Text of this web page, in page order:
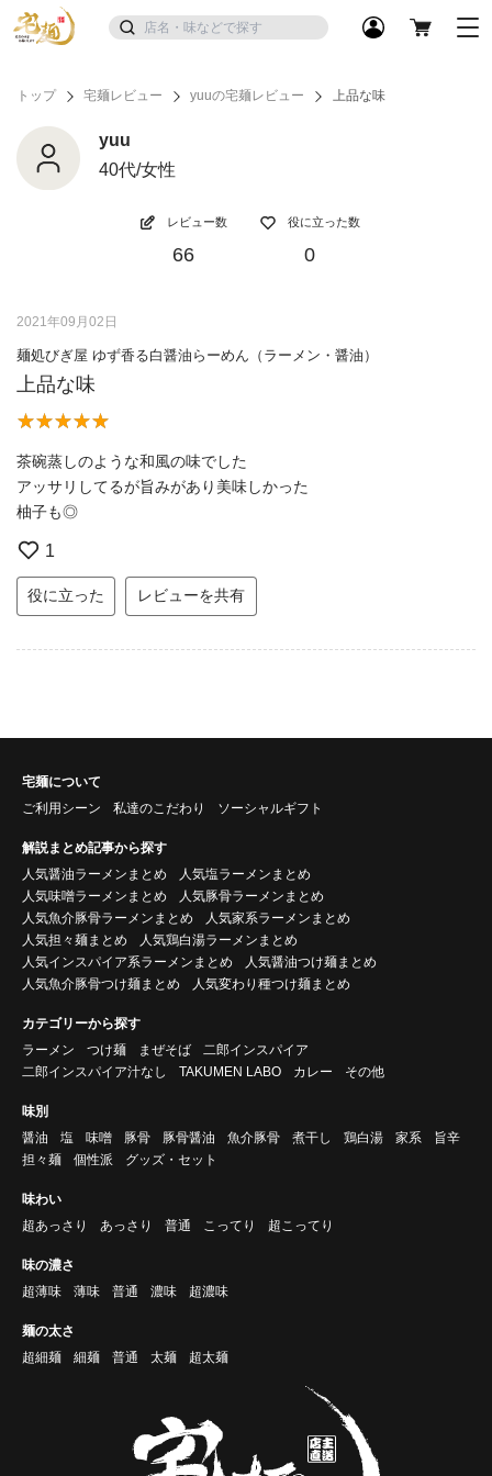
トップ 宅麺レビュー yuuの宅麺レビュー 上品な味
yuu
40代/女性
レビュー数
66
役に立った数
0
2021年09月02日
麺処びぎ屋 ゆず香る白醤油らーめん（ラーメン・醤油）
上品な味
茶碗蒸しのような和風の味でした
アッサリしてるが旨みがあり美味しかった
柚子も◎
1
役に立った レビューを共有
宅麺について
ご利用シーン
私達のこだわり ソーシャルギフト
解説まとめ記事から探す
人気醤油ラーメンまとめ
人気塩ラーメンまとめ
人気味噌ラーメンまとめ
人気豚骨ラーメンまとめ
人気魚介豚骨ラーメンまとめ
人気家系ラーメンまとめ
人気担々麺まとめ
人気鶏白湯ラーメンまとめ
人気インスパイア系ラーメンまとめ
人気醤油つけ麺まとめ
人気魚介豚骨つけ麺まとめ
人気変わり種つけ麺まとめ
カテゴリーから探す
ラーメン
つけ麺 まぜそば
二郎インスパイア
二郎インスパイア汁なし
TAKUMEN LABO カレー その他
味別
醤油
塩 味噌 豚骨 豚骨醤油 魚介豚骨 煮干し 鶏白湯 家系
旨辛
担々麺
個性派 グッズ・セット
味わい
超あっさり
あっさり 普通 こってり 超こってり
味の濃さ
超薄味
薄味 普通 濃味 超濃味
麺の太さ
超細麺
細麺 普通 太麺 超太麺